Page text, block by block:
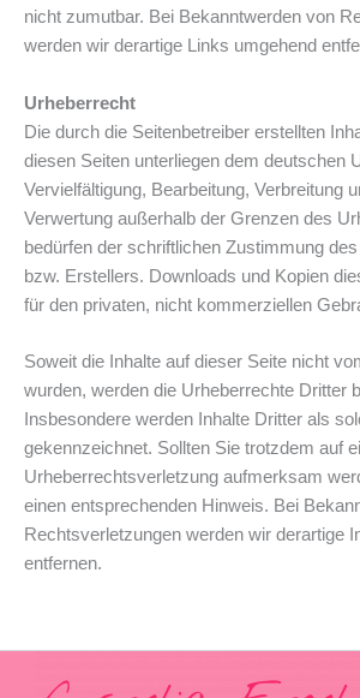
nicht zumutbar. Bei Bekanntwerden von
werden wir derartige Links umgehend
Urheberrecht
Die durch die Seitenbetreiber erstellten
diesen Seiten unterliegen dem deutschen
Vervielfältigung, Bearbeitung, Verbreitung
Verwertung außerhalb der Grenzen des
bedürfen der schriftlichen Zustimmung
bzw. Erstellers. Downloads und Kopien
für den privaten, nicht kommerziellen
Soweit die Inhalte auf dieser Seite nicht
wurden, werden die Urheberrechte Dritter
Insbesondere werden Inhalte Dritter als
gekennzeichnet. Sollten Sie trotzdem auf
Urheberrechtsverletzung aufmerksam
einen entsprechenden Hinweis. Bei
Rechtsverletzungen werden wir derartige
entfernen.